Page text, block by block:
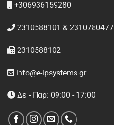
+306936159280
2310588101 & 2310780477
2310588102
info@e-ipsystems.gr
Δε - Παρ: 09:00 - 17:00